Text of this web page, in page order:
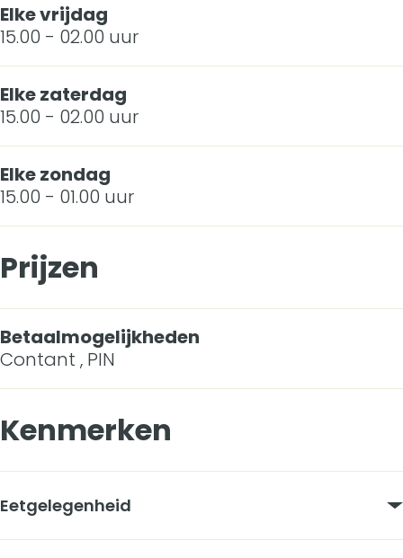
Elke vrijdag
15.00 - 02.00 uur
Elke zaterdag
15.00 - 02.00 uur
Elke zondag
15.00 - 01.00 uur
Prijzen
Betaalmogelijkheden
Contant , PIN
Kenmerken
Eetgelegenheid